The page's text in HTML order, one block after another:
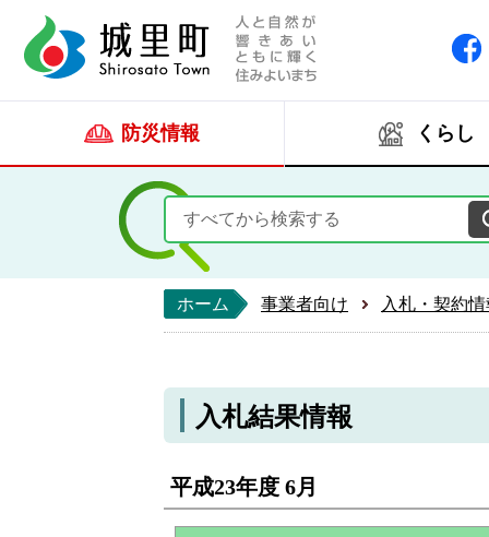
防災情報 くらし
ホーム 事業者向け 入札・契約
入札結果情報
平成23年度 6月